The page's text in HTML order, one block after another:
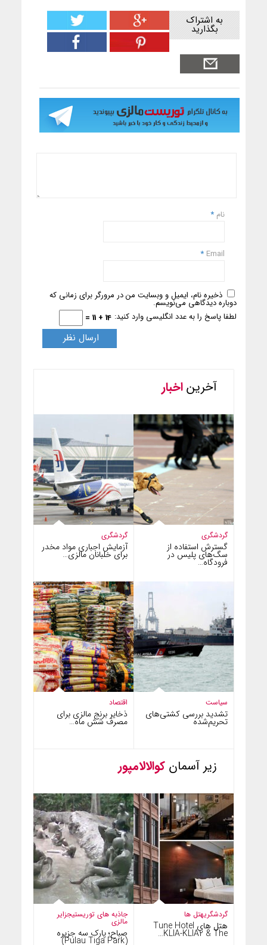
به اشتراک
بگذارید
نام *
Email
*
ذخیره نام، ایمیل و وبسایت من در مرورگر برای زمانی که
دوباره دیدگاهی می‌نویسم.
لطفا پاسخ را به عدد انگلیسی وارد کنید: 14 + 11 =
آخریناخبار
گردشگری
آزمایش اجباری مواد مخدر
برای خلبانان مالزی…
گردشگری
گسترش استفاده از
سگ‌های پلیس در
فرودگاه…
اقتصاد
ذخایر برنج مالزی برای
مصرف شش ماه…
سیاست
تشدید بررسی کشتی‌های
تحریم‌شده
زیر آسمان کوالالامپور
جاذبه های توریستیجزایر
مالزی
صباح؛ پارک سه جزیره
(Pulau Tiga Park)
گردشگریهتل ها
هتل های Tune Hotel
KLIA-KLIA2 & The…